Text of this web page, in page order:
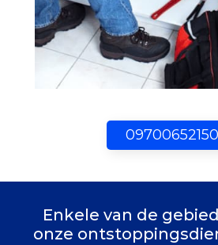
Enkele van de
onze